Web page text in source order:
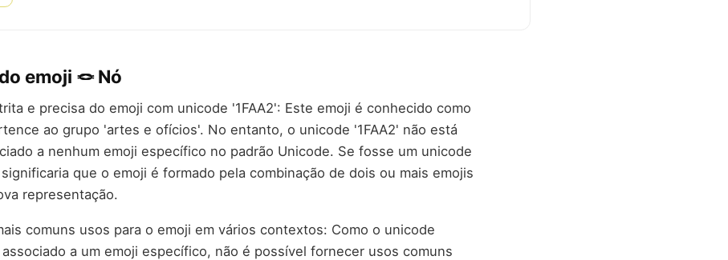
emoji 🪢 Nó
e precisa do emoji com unicode '1FAA2': Este emoji é conhecido como
ao grupo 'artes e ofícios'. No entanto, o unicode '1FAA2' não está
a nenhum emoji específico no padrão Unicode. Se fosse um unicode
que o emoji é formado pela combinação de dois ou mais emojis
representação.
comuns usos para o emoji em vários contextos: Como o unicode
associado a um emoji específico, não é possível fornecer usos comuns